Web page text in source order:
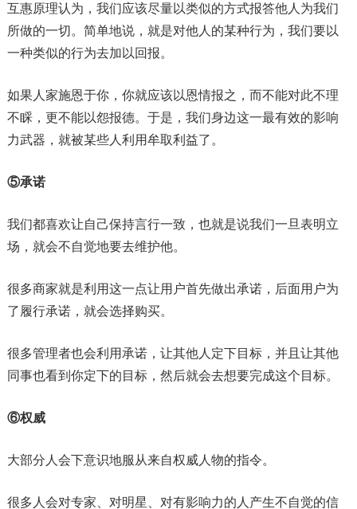
互惠原理认为，我们应该尽量以类似的方式报答他人为我们
所做的一切。简单地说，就是对他人的某种行为，我们要以
一种类似的行为去加以回报。
如果人家施恩于你，你就应该以恩情报之，而不能对此不理
不睬，更不能以怨报德。于是，我们身边这一最有效的影响
力武器，就被某些人利用牟取利益了。
⑤承诺
我们都喜欢让自己保持言行一致，也就是说我们一旦表明立
场，就会不自觉地要去维护他。
很多商家就是利用这一点让用户首先做出承诺，后面用户为
了履行承诺，就会选择购买。
很多管理者也会利用承诺，让其他人定下目标，并且让其他
同事也看到你定下的目标，然后就会去想要完成这个目标。
⑥权威
大部分人会下意识地服从来自权威人物的指令。
很多人会对专家、对明星、对有影响力的人产生不自觉的信